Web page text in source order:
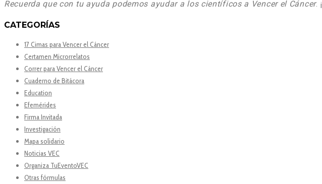
Recuerda que con tu ayuda podemos ayudar a los científicos a Vencer el Cáncer. ¡
CATEGORÍAS
17 Cimas para Vencer el Cáncer
Certamen Microrrelatos
Correr para Vencer el Cáncer
Cuaderno de Bitácora
Education
Efemérides
Firma Invitada
Investigación
Mapa solidario
Noticias VEC
Organiza TuEventoVEC
Otras fórmulas